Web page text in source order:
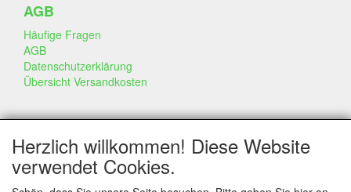
AGB
Häufige Fragen
AGB
Datenschutzerklärung
Übersicht Versandkosten
GESCHÄFT & INFO
Kontakt
Firmen Information
Herzlich willkommen! Diese Website
verwendet Cookies.